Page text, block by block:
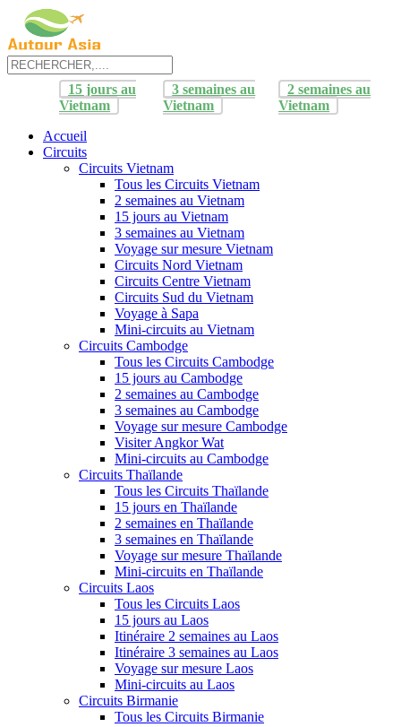
15 jours au
Vietnam
3 semaines au
Vietnam
2 semaines au
Vietnam
Accueil
Circuits
Circuits Vietnam
Tous les Circuits Vietnam
2 semaines au Vietnam
15 jours au Vietnam
3 semaines au Vietnam
Voyage sur mesure Vietnam
Circuits Nord Vietnam
Circuits Centre Vietnam
Circuits Sud du Vietnam
Voyage à Sapa
Mini-circuits au Vietnam
Circuits Cambodge
Tous les Circuits Cambodge
15 jours au Cambodge
2 semaines au Cambodge
3 semaines au Cambodge
Voyage sur mesure Cambodge
Visiter Angkor Wat
Mini-circuits au Cambodge
Circuits Thaïlande
Tous les Circuits Thaïlande
15 jours en Thaïlande
2 semaines en Thaïlande
3 semaines en Thaïlande
Voyage sur mesure Thaïlande
Mini-circuits en Thaïlande
Circuits Laos
Tous les Circuits Laos
15 jours au Laos
Itinéraire 2 semaines au Laos
Itinéraire 3 semaines au Laos
Voyage sur mesure Laos
Mini-circuits au Laos
Circuits Birmanie
Tous les Circuits Birmanie